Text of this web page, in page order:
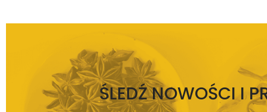
ŚLEDŹ NOWOŚCI I